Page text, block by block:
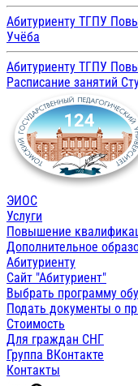
Абитуриенту ТГПУ
Учёба
Абитуриенту ТГПУ
Расписание занятий
ЭИОС
Услуги
Повышение
Дополнительное
Абитуриенту
Сайт "Абитуриент"
Выбрать программу
Подать документы о
Стоимость
Для граждан СНГ
Группа ВКонтакте
Контакты